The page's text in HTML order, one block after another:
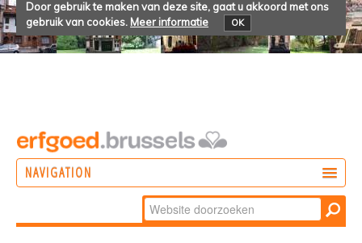
Door gebruik te maken van deze site, gaat u akkoord met ons
gebruik van cookies. Meer informatie OK
NAVIGATION
Zoek
Geavanceerd